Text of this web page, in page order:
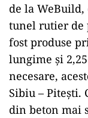
de la
tunel rutier de
fost produse
lungime și
necesare,
Sibiu – Pitești.
din beton mai